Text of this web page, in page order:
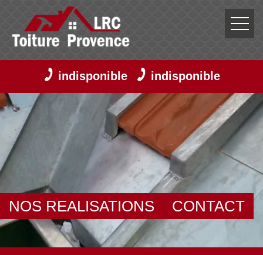
indisponible indisponible
NOS REALISATIONS CONTACT